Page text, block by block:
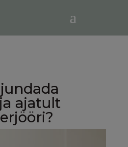
ajatult